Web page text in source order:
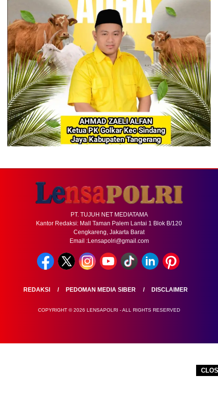
PT. TUJUH NET MEDIATAMA
Kantor Redaksi: Mall Taman Palem Lantai 1 Blok B/120
Cengkareng, Jakarta Barat
Email :Lensapolri@gmail.com
REDAKSI PEDOMAN MEDIA SIBER DISCLAIMER
COPYRIGHT © 2026 LENSAPOLRI - ALL RIGHTS RESERVED